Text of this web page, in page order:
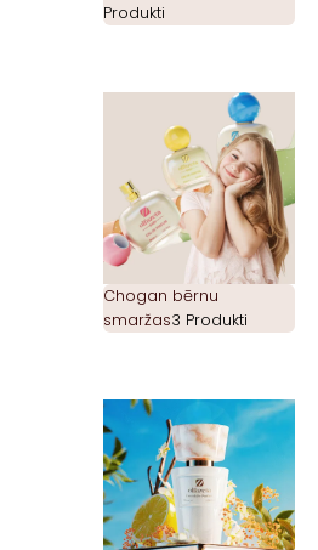
Produkti
Chogan bērnu
smaržas3 Produkti